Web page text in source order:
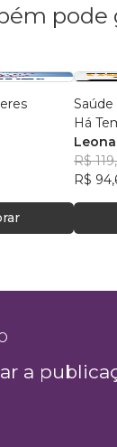
pode
Há
R$
R$
a